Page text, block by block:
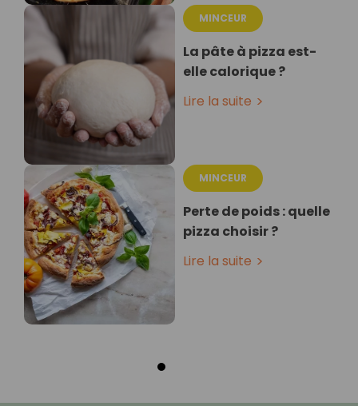
MINCEUR
La pâte à pizza est-
elle calorique ?
Lire la suite
MINCEUR
Perte de poids : quelle
pizza choisir ?
Lire la suite